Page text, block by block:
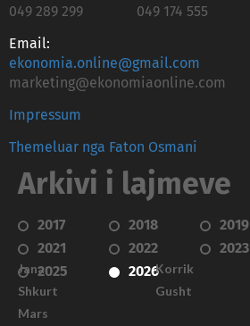
049 289 299
049 174 555
Email:
ekonomia.online@gmail.com
marketing@ekonomiaonline.com
Impressum
Themeluar nga Faton Osmani
Arkivi i lajmeve
2017 2018 2019
2021
2022 2023
2025
2026
Janar
Shkurt
Mars
Korrik
Gusht